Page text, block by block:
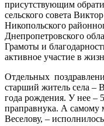
присутствующим
сельского совета
Никопольского
Днепропетровского
Грамоты и
активное участие в
Отдельных
старший житель села –
года рождения. У нее –
праправнука. А
Веселову, –